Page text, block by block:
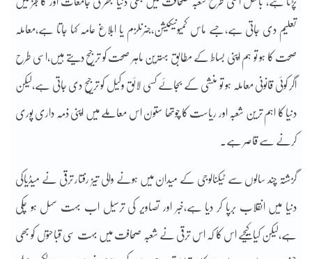
تعلیم دی جاتی ہے،جسے ماس کمیونیکیشن،جنرنلزم یا ابلاغ عامہ کہا جاتا ہے،معاملہ
صحت کا ہو تو ہم اپنی بساط کے مطابق بہترین ماہر صحت کو ترجیح دیتے ہیں،اسی طرح
اگر کوئی قانونی معاملہ ہو تو منشی کے بجائے کسی لائق وکیل کو ترجیح دی جاتی ہے،لیکن
دنیا کا اہم ترین شعبہ اور ریاست کا چوتھا ستون اس معاملے میں اپنی ذمہ داری پوری
کرنے سے قاصر ہے۔
گزشتہ چند سالوں سے ٹیکنالوجی کے میدان میں ہونے والی تیز رفتار ترقی نے میڈیاکی
دنیا میں انقلاب برپا کر دیا ہے،خبر اور تصاویر کی ترسیل اب بہت سہل ہو چکی
ہے،لیکن کیا کیجیے اس کا کہ اس ترقی نے شعبہ صحافت میں بہت سی قباحتوں کو بھی